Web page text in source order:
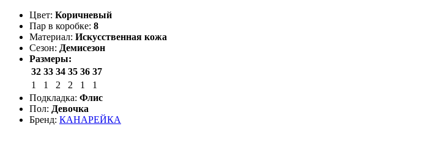
Цвет: Коричневый
Пар в коробке: 8
Материал: Искусственная кожа
Сезон: Демисезон
Размеры:
32 33 34 35 36 37
1
1 2 2 1
1
Подкладка: Флис
Пол: Девочка
Бренд: КАНАРЕЙКА